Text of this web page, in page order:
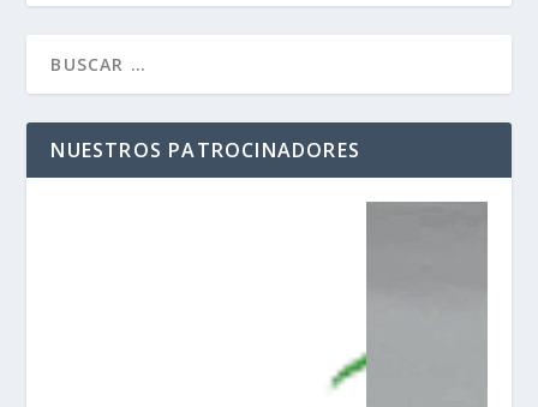
NUESTROS PATROCINADORES